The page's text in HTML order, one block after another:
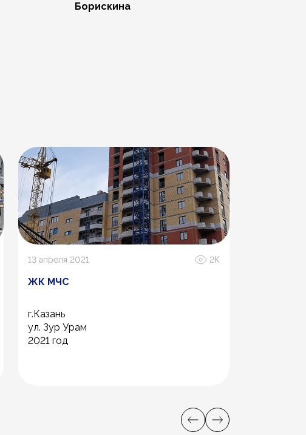
Борискина
13 апреля 2021 2К
ЖК МЧС
г.Казань
ул. Зур Урам
2021 год